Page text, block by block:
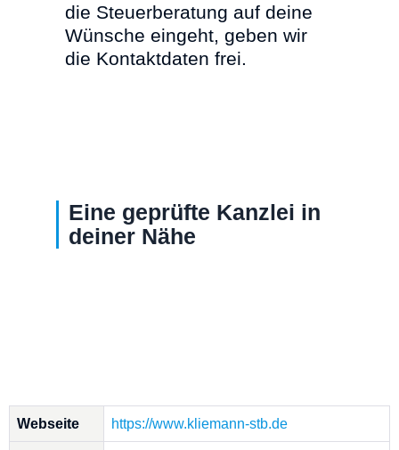
die Steuerberatung auf deine
Wünsche eingeht, geben wir
die Kontaktdaten frei.
Eine geprüfte Kanzlei in
deiner Nähe
Webseite https://www.kliemann-stb.de